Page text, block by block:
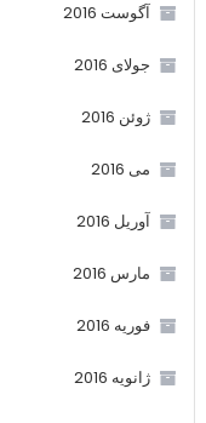
آگوست 2016
جولای 2016
ژوئن 2016
می 2016
آوریل 2016
مارس 2016
فوریه 2016
ژانویه 2016